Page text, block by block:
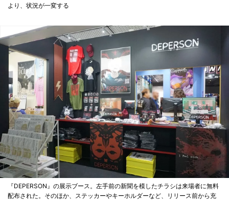
より、状況が一変する
『DEPERSON』の展示ブース。左手前の新聞を模したチラシは来場者に無料
配布された。そのほか、ステッカーやキーホルダーなど、リリース前から充